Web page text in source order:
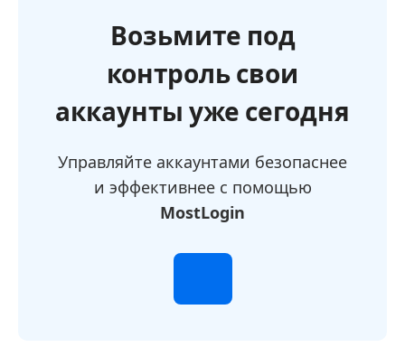
Возьмите под
контроль свои
аккаунты уже сегодня
Управляйте аккаунтами безопаснее
и эффективнее с помощью
MostLogin